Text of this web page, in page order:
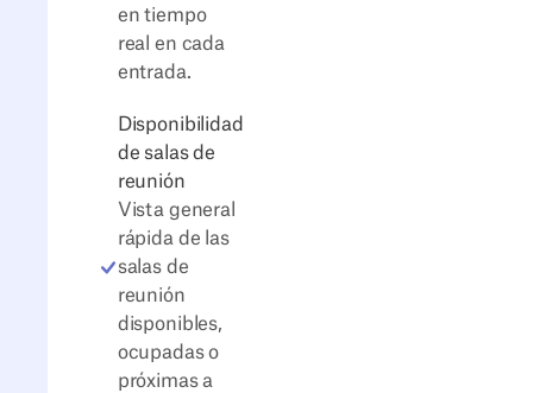
en tiempo
real en cada
entrada.
Disponibilidad
de salas de
reunión
Vista general
rápida de las
salas de
reunión
disponibles,
ocupadas o
próximas a